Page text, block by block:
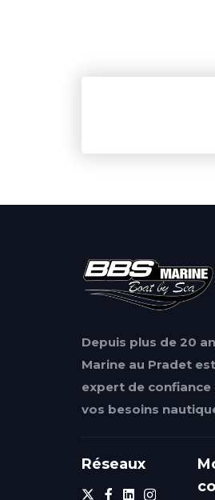
Depuis plus de 20
Marine au Pradet
expert de
vos besoins
Réseaux